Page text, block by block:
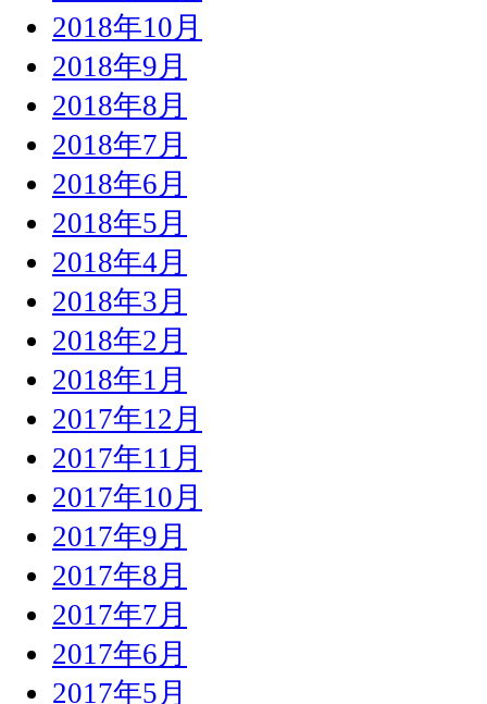
2018年10月
2018年9月
2018年8月
2018年7月
2018年6月
2018年5月
2018年4月
2018年3月
2018年2月
2018年1月
2017年12月
2017年11月
2017年10月
2017年9月
2017年8月
2017年7月
2017年6月
2017年5月